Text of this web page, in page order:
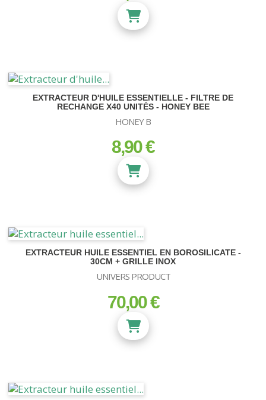
EXTRACTEUR D'HUILE ESSENTIELLE - FILTRE DE
RECHANGE X40 UNITÉS - HONEY BEE
HONEY B
prix
8,90 €
EXTRACTEUR HUILE ESSENTIEL EN BOROSILICATE -
30CM + GRILLE INOX
UNIVERS PRODUCT
prix
70,00 €